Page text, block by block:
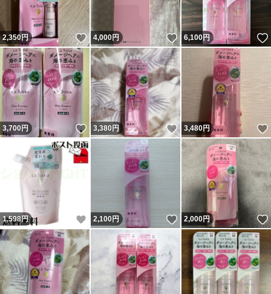
2,350円 いいね！
4,000円 いいね！
6,100円
3,700円 いいね！
3,380円 いいね！
3,480円
1,598円 いいね！
2,100円 いいね！
2,000円